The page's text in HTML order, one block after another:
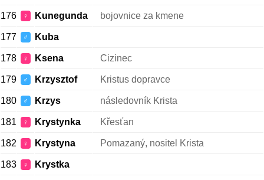
176 ♀ Kunegunda bojovnice za kmene
177 ♂ Kuba
178 ♀ Ksena Cizinec
179 ♂ Krzysztof Kristus dopravce
180 ♂ Krzys následovník Krista
181 ♀ Krystynka Křesťan
182 ♀ Krystyna Pomazaný, nositel Krista
183 ♀ Krystka